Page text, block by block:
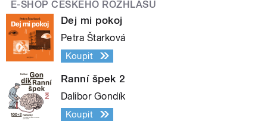
E-SHOP ČESKÉHO ROZHLASU
Dej mi pokoj
Petra Štarková
Koupit
Ranní špek 2
Dalibor Gondík
Koupit